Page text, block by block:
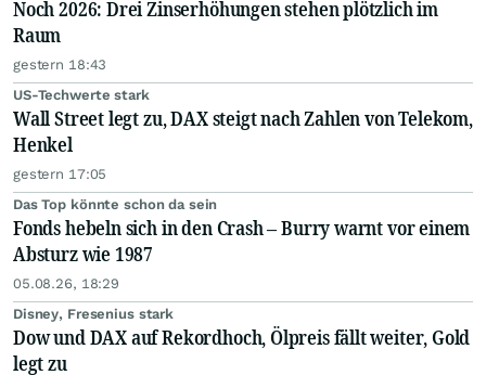
Noch 2026: Drei Zinserhöhungen stehen plötzlich im
Raum
gestern 18:43
US-Techwerte stark
Wall Street legt zu, DAX steigt nach Zahlen von Telekom,
Henkel
gestern 17:05
Das Top könnte schon da sein
Fonds hebeln sich in den Crash – Burry warnt vor einem
Absturz wie 1987
05.08.26, 18:29
Disney, Fresenius stark
Dow und DAX auf Rekordhoch, Ölpreis fällt weiter, Gold
legt zu